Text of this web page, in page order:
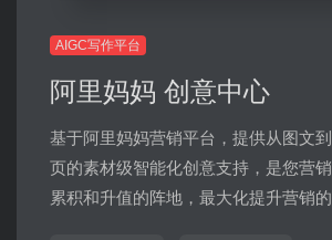
AIGC写作平台
阿里妈妈 创意中心
基于阿里妈妈营销平台，提供从图文
页的素材级智能化创意支持，是您营
累积和升值的阵地，最大化提升营销的